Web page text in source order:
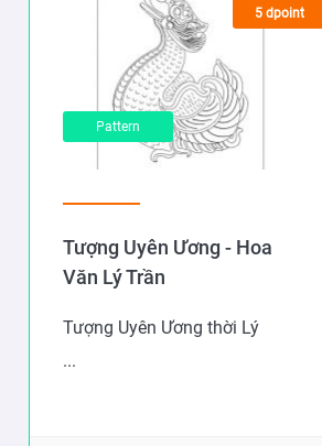
Pattern
5 dpoint
Tượng Uyên Ương - Hoa
Văn Lý Trần
Tượng Uyên Ương thời Lý
...